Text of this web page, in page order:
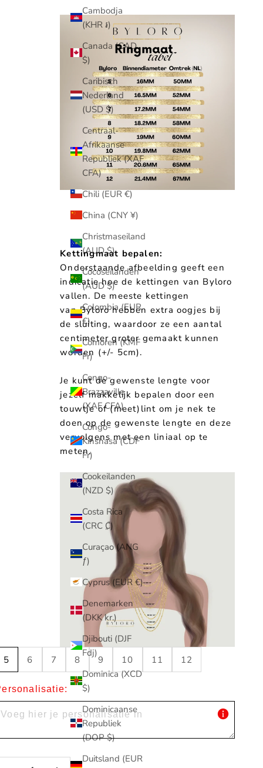
Cambodja
(KHR ៛)
Canada (CAD
$)
Caribisch
Nederland
(USD $)
Centraal-
Afrikaanse
Republiek (XAF
CFA)
Chili (EUR €)
China (CNY ¥)
Christmaseiland
(AUD $)
Cocoseilanden
(AUD $)
Colombia (EUR
€)
Comoren (KMF
Fr)
Congo-
Brazzaville
(XAF CFA)
Congo-
Kinshasa (CDF
Fr)
Cookeilanden
(NZD $)
Costa Rica
(CRC ₡)
Curaçao (ANG
ƒ)
Cyprus (EUR €)
Denemarken
(DKK kr.)
Djibouti (DJF
Fdj)
Dominica (XCD
$)
Dominicaanse
Republiek
(DOP $)
Duitsland (EUR
Kettingmaat bepalen:
Onderstaande afbeelding geeft een
indicatie hoe de kettingen van Byloro
vallen. De meeste kettingen
van Byloro hebben extra oogjes bij
de sluiting, waardoor ze een aantal
centimeter groter gemaakt kunnen
worden (+/- 5cm).
Je kunt de gewenste lengte voor
jezelf makkelijk bepalen door een
touwtje of (meet)lint om je nek te
doen op de gewenste lengte en deze
vervolgens met een liniaal op te
meten.
5 6 7 8 9 10 11 12
verlagenAantal verlagen